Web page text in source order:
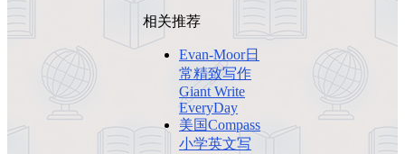
相关推荐
Evan-Moor日
常精致写作
Giant Write
EveryDay
美国Compass
小学英文写